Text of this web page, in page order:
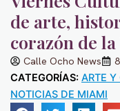
de arte,
corazón de
Calle Ocho News
CATEGORÍAS: ARTE Y
NOTICIAS DE MIAMI